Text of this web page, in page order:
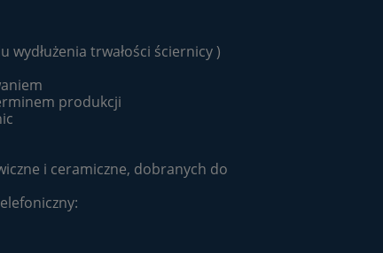
trwałości ściernicy )
produkcji
i ceramiczne, dobranych do